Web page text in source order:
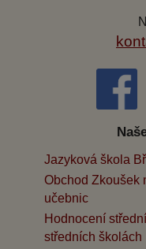
Jazyková škola
Obchod Zkoušek
učebnic
Hodnocení
středních školách